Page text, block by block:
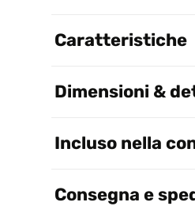
Caratteristiche
Dimensioni &
Incluso nella
Consegna e